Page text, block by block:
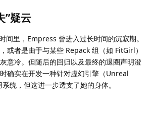
”疑云
间里，Empress 曾进入过长时间的沉寂期。
或者是由于与某些 Repack 组（如 FitGirl）
意冷。但随后的回归以及最终的退圈声明澄
确实在开发一种针对虚幻引擎（Unreal
统，但这进一步透支了她的身体。